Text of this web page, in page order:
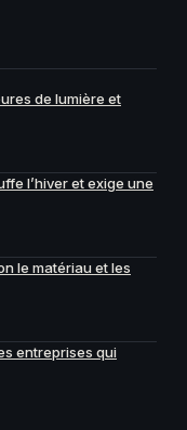
de lumière et
l’hiver et exige une
le matériau et les
entreprises qui